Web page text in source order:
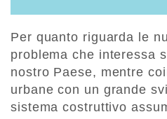
Per quanto riguarda le
problema che interessa
nostro Paese, mentre
urbane con un grande
sistema costruttivo